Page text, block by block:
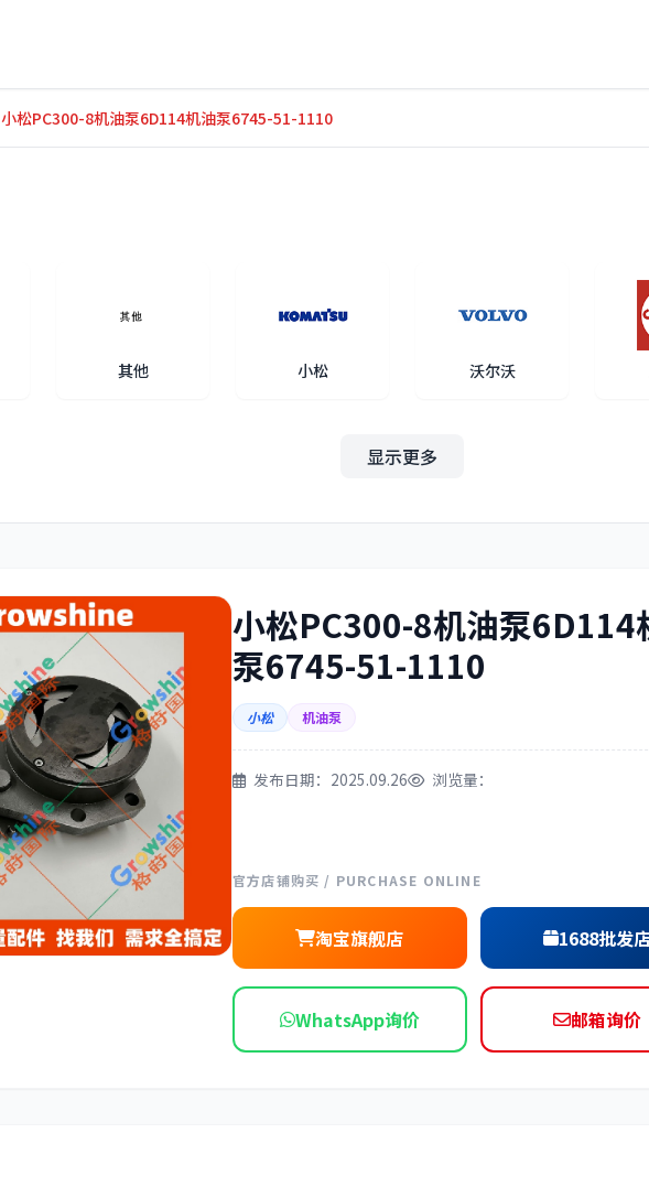
小松PC300-8机油泵6D114机油泵6745-51-1110
其他 小松 沃尔沃
斗山
约翰迪尔
依维柯
显示更多
小松PC300-8机油泵6D114
泵6745-51-1110
小松 机油泵
发布日期：2025.09.26 浏览量：
官方店铺购买 / PURCHASE ONLINE
淘宝旗舰店 1688批发
WhatsApp询价 邮箱询价